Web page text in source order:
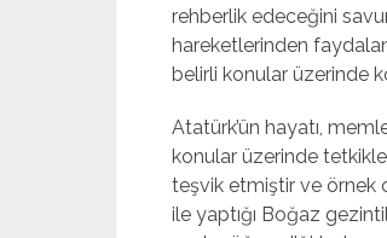
rehberlik edeceğini
hareketlerinden
belirli konular üzerinde
Atatürk’ün hayatı,
konular üzerinde
teşvik etmiştir ve örnek
ile yaptığı Boğaz